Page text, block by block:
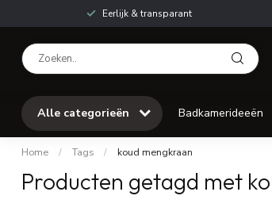
Eerlijk & transparant
Alle categorieën Badkamerideeën
Home / Tags / koud mengkraan
Producten getagd met